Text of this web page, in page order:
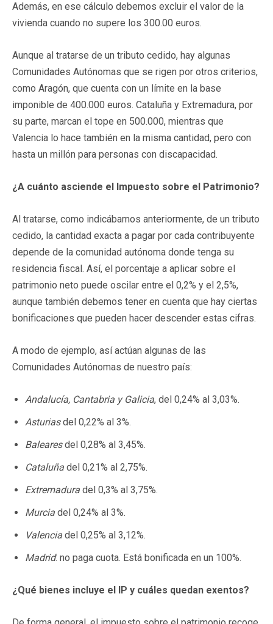
Además, en ese cálculo debemos excluir el valor de la
vivienda cuando no supere los 300.00 euros.
Aunque al tratarse de un tributo cedido, hay algunas
Comunidades Autónomas que se rigen por otros criterios,
como Aragón, que cuenta con un límite en la base
imponible de 400.000 euros. Cataluña y Extremadura, por
su parte, marcan el tope en 500.000, mientras que
Valencia lo hace también en la misma cantidad, pero con
hasta un millón para personas con discapacidad.
¿A cuánto asciende el Impuesto sobre el Patrimonio?
Al tratarse, como indicábamos anteriormente, de un tributo
cedido, la cantidad exacta a pagar por cada contribuyente
depende de la comunidad autónoma donde tenga su
residencia fiscal. Así, el porcentaje a aplicar sobre el
patrimonio neto puede oscilar entre el 0,2% y el 2,5%,
aunque también debemos tener en cuenta que hay ciertas
bonificaciones que pueden hacer descender estas cifras.
A modo de ejemplo, así actúan algunas de las
Comunidades Autónomas de nuestro país:
Andalucía, Cantabria y Galicia, del 0,24% al 3,03%.
Asturiasdel 0,22% al 3%.
Balearesdel 0,28% al 3,45%.
Cataluña del 0,21% al 2,75%.
Extremadura del 0,3% al 3,75%.
Murcia del 0,24% al 3%.
Valencia del 0,25% al 3,12%.
Madrid: no paga cuota. Está bonificada en un 100%.
¿Qué bienes incluye el IP y cuáles quedan exentos?